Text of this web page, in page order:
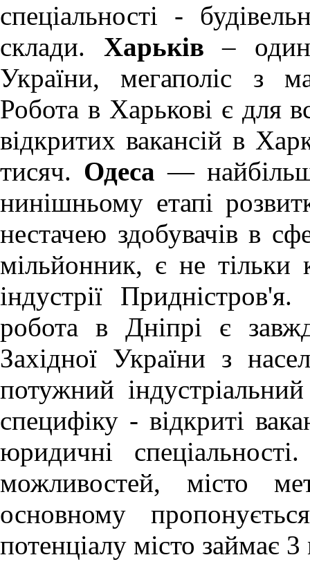
спеціальності -
склади. Харьків –
України, мегаполіс з
Робота в Харькові є для
відкритих вакансій в
тисяч. Одеса —
нинішньому етапі
нестачею здобувачів в
мільйонник, є не тільки
індустрії
робота в Дніпрі є
Західної України з
потужний
специфіку - відкриті
юридичні
можливостей, місто
основному
потенціалу місто займає 3